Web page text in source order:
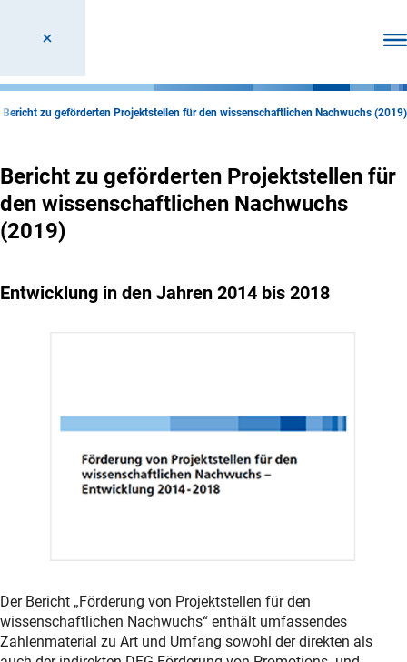
Bericht zu geförderten Projektstellen für den wissenschaftlichen Nachwuchs (2019)
Bericht zu geförderten Projektstellen für
den wissenschaftlichen Nachwuchs
(2019)
Entwicklung in den Jahren 2014 bis 2018
Der Bericht „Förderung von Projektstellen für den
wissenschaftlichen Nachwuchs“ enthält umfassendes
Zahlenmaterial zu Art und Umfang sowohl der direkten als